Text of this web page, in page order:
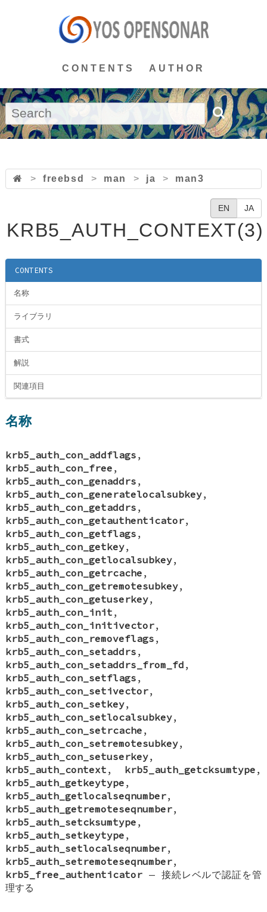
CONTENTS AUTHOR
> freebsd > man > ja > man3
EN JA
KRB5_AUTH_CONTEXT(3)
CONTENTS
名称
ライブラリ
書式
解説
関連項目
名称
krb5_auth_con_addflags ,
krb5_auth_con_free ,
krb5_auth_con_genaddrs ,
krb5_auth_con_generatelocalsubkey,
krb5_auth_con_getaddrs ,
krb5_auth_con_getauthenticator,
krb5_auth_con_getflags ,
krb5_auth_con_getkey,
krb5_auth_con_getlocalsubkey,
krb5_auth_con_getrcache ,
krb5_auth_con_getremotesubkey,
krb5_auth_con_getuserkey,
krb5_auth_con_init ,
krb5_auth_con_initivector,
krb5_auth_con_removeflags ,
krb5_auth_con_setaddrs ,
krb5_auth_con_setaddrs_from_fd ,
krb5_auth_con_setflags ,
krb5_auth_con_setivector,
krb5_auth_con_setkey,
krb5_auth_con_setlocalsubkey,
krb5_auth_con_setrcache ,
krb5_auth_con_setremotesubkey,
krb5_auth_con_setuserkey,
krb5_auth_context , krb5_auth_getcksumtype ,
krb5_auth_getkeytype ,
krb5_auth_getlocalseqnumber,
krb5_auth_getremoteseqnumber,
krb5_auth_setcksumtype ,
krb5_auth_setkeytype ,
krb5_auth_setlocalseqnumber,
krb5_auth_setremoteseqnumber,
krb5_free_authenticator —接続レベルで認証を管
理する